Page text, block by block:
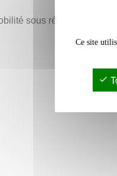
sous réserve du
Ce site